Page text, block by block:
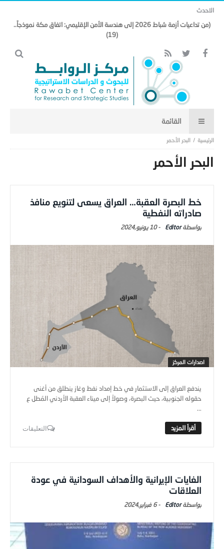
الاحدث
(من تداعيات أزمة شباط 2026 إلى هندسة الأمن الإقليمي: اتفاق مكة نموذجاً..
(19)
البحر الأحمر
البحر الأحمر
خط البصرة العقبة… العراق يسعى لتنويع منافذ
صادراته النفطية
Editor
-10 يونيو,2024
اصدارات المركز
يندفع العراق إلى الاستثمار في خط إمداد نفط وغاز ينطلق من أغنى
حقوله الجنوبية، حيث البصرة، وصولاً إلى ميناء العقبة الأردني المُطل ع
...
التعليقات
الغايات الإيرانية والأهداف السودانية في عودة
العلاقات
Editor
-6 فبراير,2024